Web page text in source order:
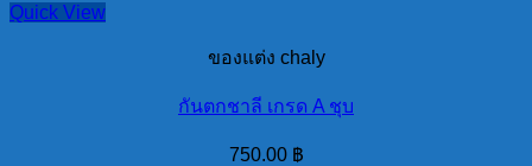
Quick View
ของแต่ง chaly
กันตกชาลี เกรด A ชุบ
750.00 ฿